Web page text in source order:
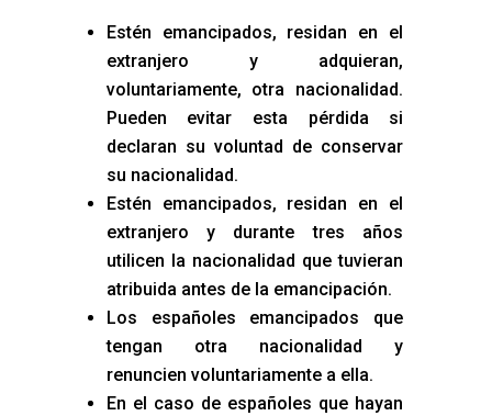
Estén emancipados, residan en el
extranjero y adquieran,
voluntariamente, otra nacionalidad.
Pueden evitar esta pérdida si
declaran su voluntad de conservar
su nacionalidad.
Estén emancipados, residan en el
extranjero y durante tres años
utilicen la nacionalidad que tuvieran
atribuida antes de la emancipación.
Los españoles emancipados que
tengan otra nacionalidad y
renuncien voluntariamente a ella.
En el caso de españoles que hayan